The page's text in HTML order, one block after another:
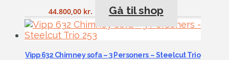
44.800,00 kr. Gå til shop
Vipp 632 Chimney sofa – 3 Personers – Steelcut Trio